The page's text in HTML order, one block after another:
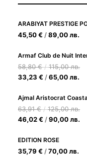
45,50€ /89,00лв.
58,80€/115,00лв.
33,23 € /65,00лв.
63,91€/125,00лв.
46,02€ /90,00лв.
EDITION ROSE
35,79 € /70,00лв.